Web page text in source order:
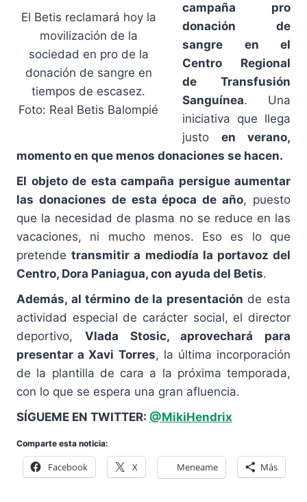
El Betis reclamará hoy la
movilización de la
sociedad en pro de la
donación de sangre en
tiempos de escasez.
Foto: Real Betis Balompié
campaña pro
donación de
sangre en el
Centro Regional
de Transfusión
Sanguínea. Una
iniciativa que llega
justo en verano,
momento en que menos donaciones se hacen.
El objeto de esta campaña persigue aumentar
las donaciones de esta época de año, puesto
que la necesidad de plasma no se reduce en las
vacaciones, ni mucho menos. Eso es lo que
pretendetransmitir a mediodía la portavoz del
Centro, Dora Paniagua, con ayuda del Betis.
Además, al término de la presentación de esta
actividad especial de carácter social, el director
deportivo, Vlada Stosic, aprovechará para
presentar a Xavi Torres, la última incorporación
de la plantilla de cara a la próxima temporada,
con lo que se espera una gran afluencia.
SÍGUEME EN TWITTER: @MikiHendrix
Comparte esta noticia:
Facebook X Meneame Más